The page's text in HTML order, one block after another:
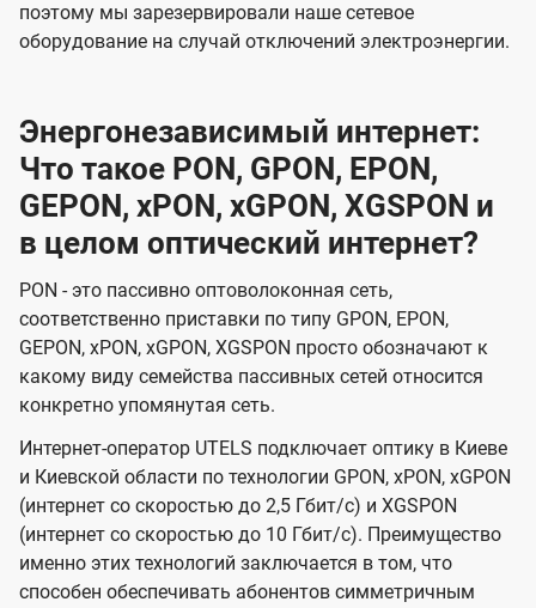
поэтому мы зарезервировали наше сетевое
оборудование на случай отключений электроэнергии.
Энергонезависимый интернет:
Что такое PON, GPON, EPON,
GEPON, xPON, xGPON, XGSPON и
в целом оптический интернет?
PON - это пассивно оптоволоконная сеть,
соответственно приставки по типу GPON, EPON,
GEPON, xPON, xGPON, XGSPON просто обозначают к
какому виду семейства пассивных сетей относится
конкретно упомянутая сеть.
Интернет-оператор UTELS подключает оптику в Киеве
и Киевской области по технологии GPON, xPON, xGPON
(интернет со скоростью до 2,5 Гбит/с) и XGSPON
(интернет со скоростью до 10 Гбит/с). Преимущество
именно этих технологий заключается в том, что
способен обеспечивать абонентов симметричным